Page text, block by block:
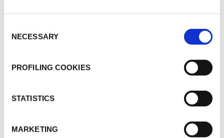
Selection
NECESSARY
PROFILING COOKIES
STATISTICS
MARKETING